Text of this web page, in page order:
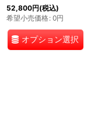
52,800円(税込)
希望小売価格: 0円
オプション選択